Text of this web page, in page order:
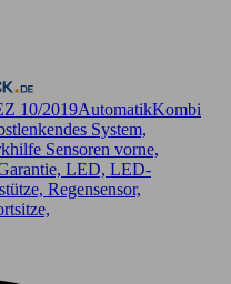
10/2019AutomatikKombi
System,
Sensoren vorne,
LED, LED-
Regensensor,